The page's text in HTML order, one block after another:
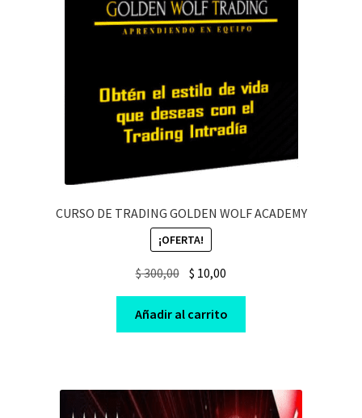
CURSO DE TRADING GOLDEN WOLF ACADEMY
¡OFERTA!
$300,00 Original
was:
$ 300,00.
$ 10,00
is:
$ 10,00.
Añadir al carrito